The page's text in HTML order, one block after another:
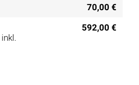
70,00 €
592,00 €